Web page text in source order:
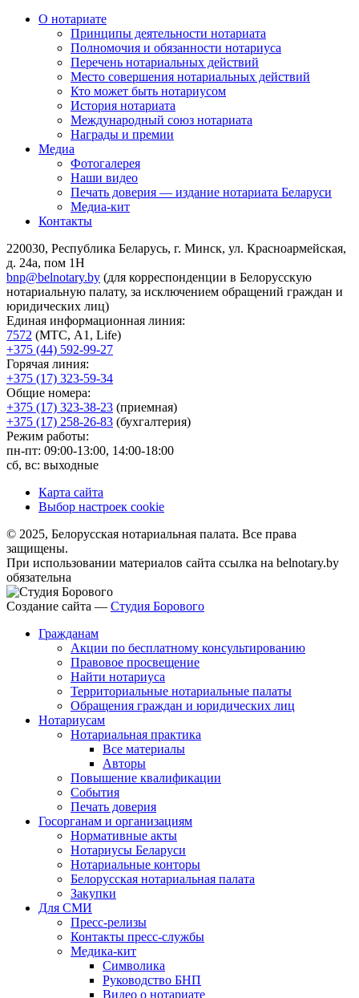
О нотариате
Принципы деятельности нотариата
Полномочия и обязанности нотариуса
Перечень нотариальных действий
Место совершения нотариальных действий
Кто может быть нотариусом
История нотариата
Международный союз нотариата
Награды и премии
Медиа
Фотогалерея
Наши видео
Печать доверия — издание нотариата Беларуси
Медиа-кит
Контакты
220030, Республика Беларусь, г. Минск, ул. Красноармейская,
д. 24а, пом 1Н
bnp@belnotary.by (для корреспонденции в Белорусскую
нотариальную палату, за исключением обращений граждан и
юридических лиц)
Единая информационная линия:
7572 (МТС, A1, Life)
+375 (44) 592-99-27
Горячая линия:
+375 (17) 323-59-34
Общие номера:
+375 (17) 323-38-23 (приемная)
+375 (17) 258-26-83 (бухгалтерия)
Режим работы:
пн-пт: 09:00-13:00, 14:00-18:00
сб, вс: выходные
Карта сайта
Выбор настроек cookie
© 2025, Белорусская нотариальная палата. Все права
защищены.
При использовании материалов сайта ссылка на belnotary.by
обязательна
Создание сайта — Студия Борового
Гражданам
Акции по бесплатному консультированию
Правовое просвещение
Найти нотариуса
Территориальные нотариальные палаты
Обращения граждан и юридических лиц
Нотариусам
Нотариальная практика
Все материалы
Авторы
Повышение квалификации
События
Печать доверия
Госорганам и организациям
Нормативные акты
Нотариусы Беларуси
Нотариальные конторы
Белорусская нотариальная палата
Закупки
Для СМИ
Пресс-релизы
Контакты пресс-службы
Медика-кит
Символика
Руководство БНП
Видео о нотариате